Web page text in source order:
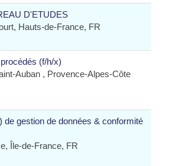
D'ETUDES
Hauts-de-France, FR
(f/h/x)
Auban , Provence-Alpes-Côte
de gestion de données & conformité
Île-de-France, FR